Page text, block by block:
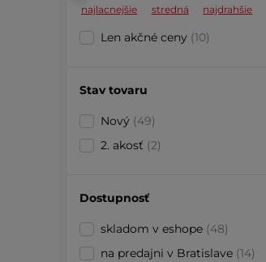
najlacnejšie stredná najdrahšie
Len akčné ceny (10)
Stav tovaru
Nový (49)
2. akosť (2)
Dostupnosť
skladom v eshope (48)
na predajni v Bratislave (14)